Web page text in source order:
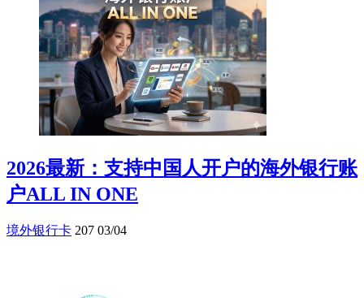
2026最新：支持中国人开户的海外银行账
户ALL IN ONE
境外银行卡 207 03/04